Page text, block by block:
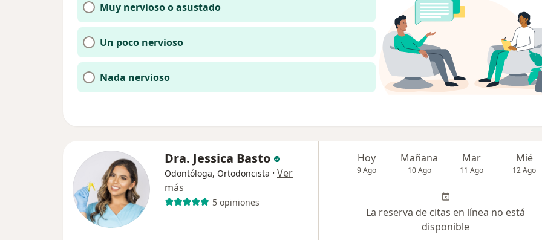
Muy nervioso o asustado
Un poco nervioso
Nada nervioso
Dra. Jessica Basto
Odontóloga, Ortodoncista · Ver
más
5 opiniones
Hoy
9 Ago
Mañana
10 Ago
Mar
11 Ago
Mié
12 Ago
La reserva de citas en línea no está
disponible